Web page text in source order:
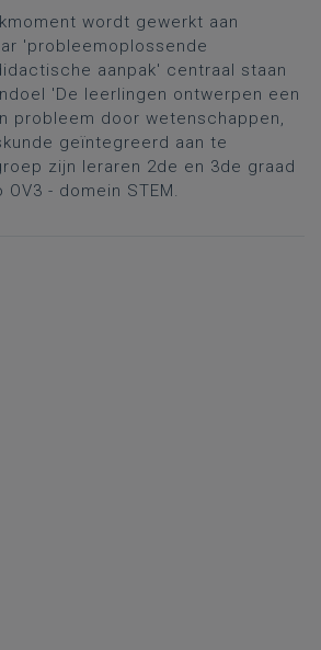
probleem of uitdaging'
wordt gewerkt aan
'probleemoplossende
aanpak' centraal staan
'De leerlingen ontwerpen een
probleem door wetenschappen,
geïntegreerd aan te
zijn leraren 2de en 3de graad
- domein STEM.